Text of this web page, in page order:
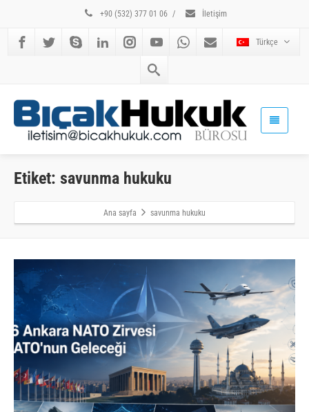
+90 (532) 377 01 06 / İletişim
Türkçe
Etiket: savunma hukuku
Ana sayfa savunma hukuku